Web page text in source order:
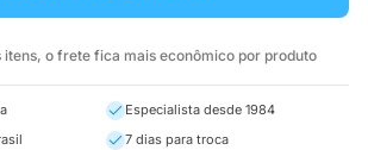
itens, o frete fica mais econômico por produto
Especialista desde 1984
7 dias para troca